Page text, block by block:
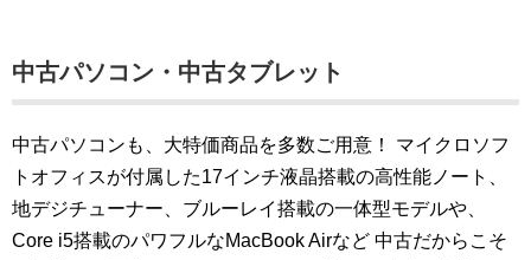
中古パソコン・中古タブレット
中古パソコンも、大特価商品を多数ご用意！
マイクロソフ
トオフィスが付属した17インチ液晶搭載の高性能ノート、
地デジチューナー、ブルーレイ搭載の一体型モデルや、
Core i5搭載のパワフルなMacBook Airなど 中古だからこそ